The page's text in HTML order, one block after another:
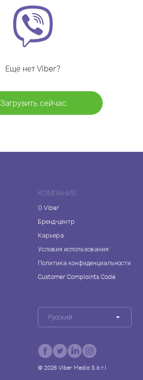
Ещё нет Viber?
Загрузить сейчас
КОМПАНИЯ
О Viber
Бренд-центр
Карьера
Условия использования
Политика конфиденциальности
Customer Complaints Code
Русский
© 2026Viber Media S.à r.l.